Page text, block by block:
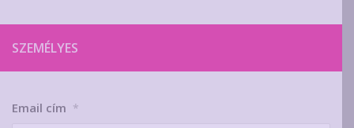
SZEMÉLYES
Email cím *